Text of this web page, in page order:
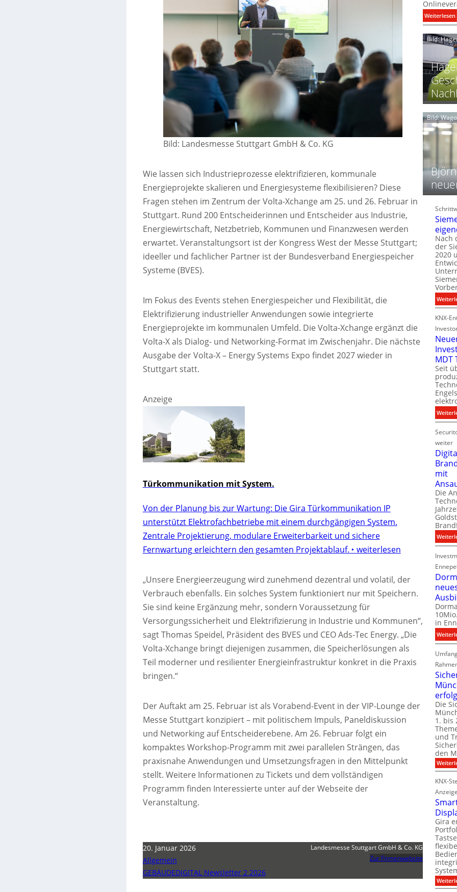
Bild: Landesmesse Stuttgart GmbH & Co. KG
Wie lassen sich Industrieprozesse elektrifizieren, kommunale
Energieprojekte skalieren und Energiesysteme flexibilisieren? Diese
Fragen stehen im Zentrum der Volta-Xchange am 25. und 26. Februar in
Stuttgart. Rund 200 Entscheiderinnen und Entscheider aus Industrie,
Energiewirtschaft, Netzbetrieb, Kommunen und Finanzwesen werden
erwartet. Veranstaltungsort ist der Kongress West der Messe Stuttgart;
ideeller und fachlicher Partner ist der Bundesverband Energiespeicher
Systeme (BVES).
Im Fokus des Events stehen Energiespeicher und Flexibilität, die
Elektrifizierung industrieller Anwendungen sowie integrierte
Energieprojekte im kommunalen Umfeld. Die Volta-Xchange ergänzt die
Volta-X als Dialog- und Networking-Format im Zwischenjahr. Die nächste
Ausgabe der Volta-X – Energy Systems Expo findet 2027 wieder in
Stuttgart statt.
Anzeige
Türkommunikation mit System.
Von der Planung bis zur Wartung: Die Gira Türkommunikation IP
unterstützt Elektrofachbetriebe mit einem durchgängigen System.
Zentrale Projektierung, modulare Erweiterbarkeit und sichere
Fernwartung erleichtern den gesamten Projektablauf. ‣ weiterlesen
„Unsere Energieerzeugung wird zunehmend dezentral und volatil, der
Verbrauch ebenfalls. Ein solches System funktioniert nur mit Speichern.
Sie sind keine Ergänzung mehr, sondern Voraussetzung für
Versorgungssicherheit und Elektrifizierung in Industrie und Kommunen“,
sagt Thomas Speidel, Präsident des BVES und CEO Ads-Tec Energy. „Die
Volta-Xchange bringt diejenigen zusammen, die Speicherlösungen als
Teil moderner und resilienter Energieinfrastruktur konkret in die Praxis
bringen.“
Der Auftakt am 25. Februar ist als Vorabend-Event in der VIP-Lounge der
Messe Stuttgart konzipiert – mit politischem Impuls, Paneldiskussion
und Networking auf Entscheiderebene. Am 26. Februar folgt ein
kompaktes Workshop-Programm mit zwei parallelen Strängen, das
praxisnahe Anwendungen und Umsetzungsfragen in den Mittelpunkt
stellt. Weitere Informationen zu Tickets und dem vollständigen
Programm finden Interessierte unter auf der Webseite der
Veranstaltung.
20. Januar 2026
Allgemein
GEBÄUDEDIGITAL Newsletter 2 2026
Landesmesse Stuttgart GmbH & Co. KG
Zur Firmenwebsite
r
ü
c
n
2
c
h
t
l
e
c
t
g
s
t
c
i
k
Weiterlesen:
I
0
5
l
s
s
e
f
r
i
g
i
t
l
P
d
t
a
t
Bild:
Bild:
Nach
der
2020
KNX-
MDT
Seit
weiter
mit
Die
in
Die
1. bis
und
den
KNX-
Anzeige
Gira